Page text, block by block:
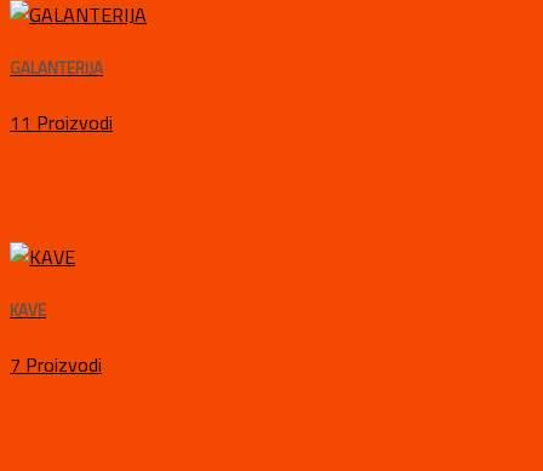
GALANTERIJA
11 Proizvodi
KAVE
7 Proizvodi